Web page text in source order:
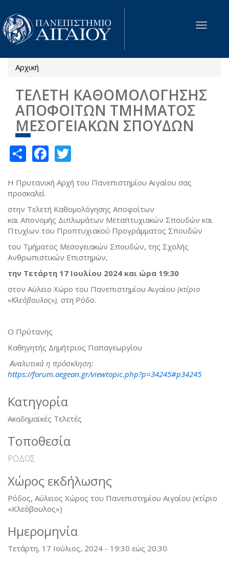
Παράκαμψη προς το κυρίως περιεχόμενο
Toggle
Είστε εδώ
Αρχική
ΤΕΛΕΤΗ ΚΑΘΟΜΟΛΟΓΗΣΗΣ
ΑΠΟΦΟΙΤΩΝ ΤΜΗΜΑΤΟΣ
ΜΕΣΟΓΕΙΑΚΩΝ ΣΠΟΥΔΩΝ
ShareFacebook
Η Πρυτανική Αρχή του Πανεπιστημίου Αιγαίου σας
προσκαλεί
στην Τελετή Καθομολόγησης Αποφοίτων
και Απονομής Διπλωμάτων Μεταπτυχιακών Σπουδών και
Πτυχίων του Προπτυχιακού Προγράμματος Σπουδών
του Τμήματος Μεσογειακών Σπουδών, της Σχολής
Ανθρωπιστικών Επιστημών,
την Τετάρτη 17 Ιουλίου 2024 και ώρα 19:30
στον Αύλειο Χώρο του Πανεπιστημίου Αιγαίου (κτίριο
«Κλεόβουλος»), στη Ρόδο.
Ο Πρύτανης
Καθηγητής Δημήτριος Παπαγεωργίου
Αναλυτικά η πρόσκληση:
https://forum.aegean.gr/viewtopic.php?p=34245#p34245
Κατηγορία
Ακαδημαϊκές Τελετές
Τοποθεσία
ΡΟΔΟΣ
Χώρος εκδήλωσης
Ρόδος, Αύλειος Χώρος του Πανεπιστημίου Αιγαίου (κτίριο
«Κλεόβουλος»)
Ημερομηνία
Τετάρτη, 17 Ιούλιος, 2024 - 19:30 εώς 20:30